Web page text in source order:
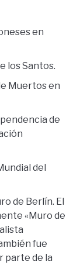
en
los Santos.
Muertos en
de
del
de Berlín. El
«Muro de
fue
parte de la